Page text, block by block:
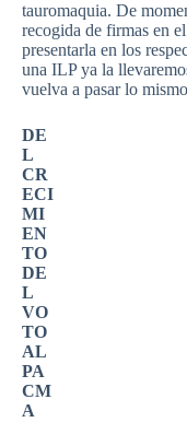
tauromaquia. De
recogida de firmas en
presentarla en los
una ILP ya la
vuelva a pasar lo
DE
L
CR
ECI
MI
EN
TO
DE
L
VO
TO
AL
PA
CM
A